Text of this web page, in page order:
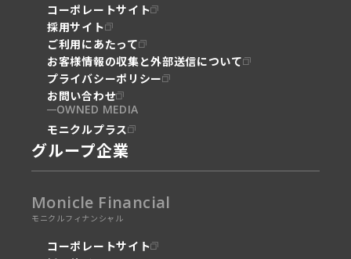
コーポレートサイト
採用サイト
ご利用にあたって
お客様情報の収集と外部送信について
プライバシーポリシー
お問い合わせ
OWNED MEDIA
モニクルプラス
グループ企業
Monicle Financial
モニクルフィナンシャル
コーポレートサイト